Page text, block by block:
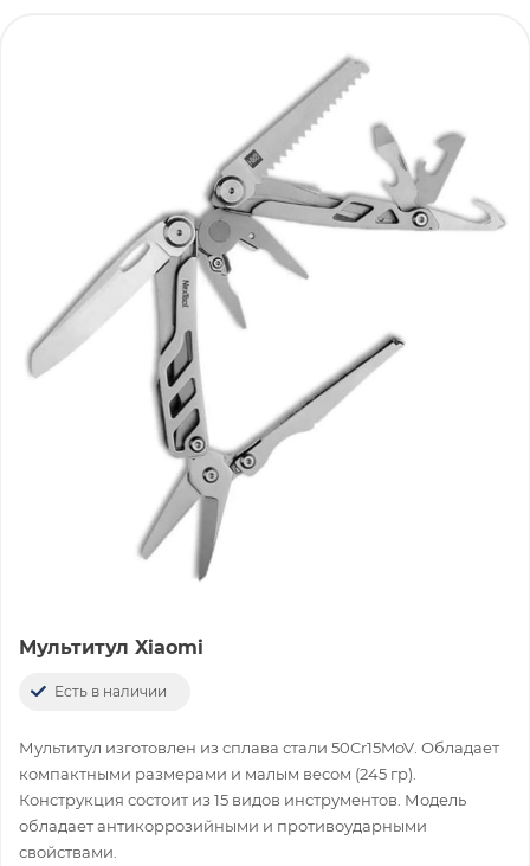
Мультитул Xiaomi
Есть в наличии
Мультитул изготовлен из сплава стали 50Cr15MoV. Обладает
компактными размерами и малым весом (245 гр).
Конструкция состоит из 15 видов инструментов. Модель
обладает антикоррозийными и противоударными
свойствами.